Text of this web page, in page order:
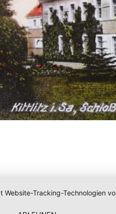
Website-Tracking-Technologien